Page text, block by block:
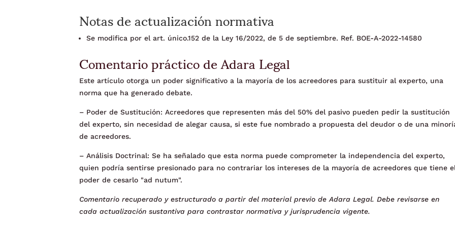
Notas de actualización normativa
Se modifica por el art. único.152 de la Ley 16/2022, de 5 de septiembre. Ref. BOE-A-2022-14580
Comentario práctico de Adara Legal
Este artículo otorga un poder significativo a la mayoría de los acreedores para sustituir al experto, una
norma que ha generado debate.
– Poder de Sustitución: Acreedores que representen más del 50% del pasivo pueden pedir la sustitución
del experto, sin necesidad de alegar causa, si este fue nombrado a propuesta del deudor o de una
de acreedores.
– Análisis Doctrinal: Se ha señalado que esta norma puede comprometer la independencia del experto,
quien podría sentirse presionado para no contrariar los intereses de la mayoría de acreedores que tiene
poder de cesarlo "ad nutum".
Comentario recuperado y estructurado a partir del material previo de Adara Legal. Debe revisarse en
cada actualización sustantiva para contrastar normativa y jurisprudencia vigente.